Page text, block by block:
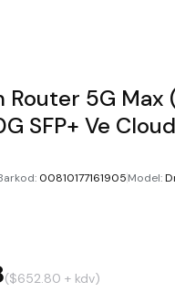
Router 5G
SFP+ Ve
: 00810177161905Model:
($652.80 + kdv)